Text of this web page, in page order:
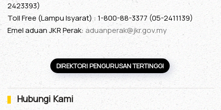
2423393)
Toll Free (Lampu Isyarat) : 1-800-88-3377 (05-2411139)
Emel aduan JKR Perak: aduanperak@jkr.gov.my
DIREKTORI PENGURUSAN TERTINGGI
Hubungi Kami